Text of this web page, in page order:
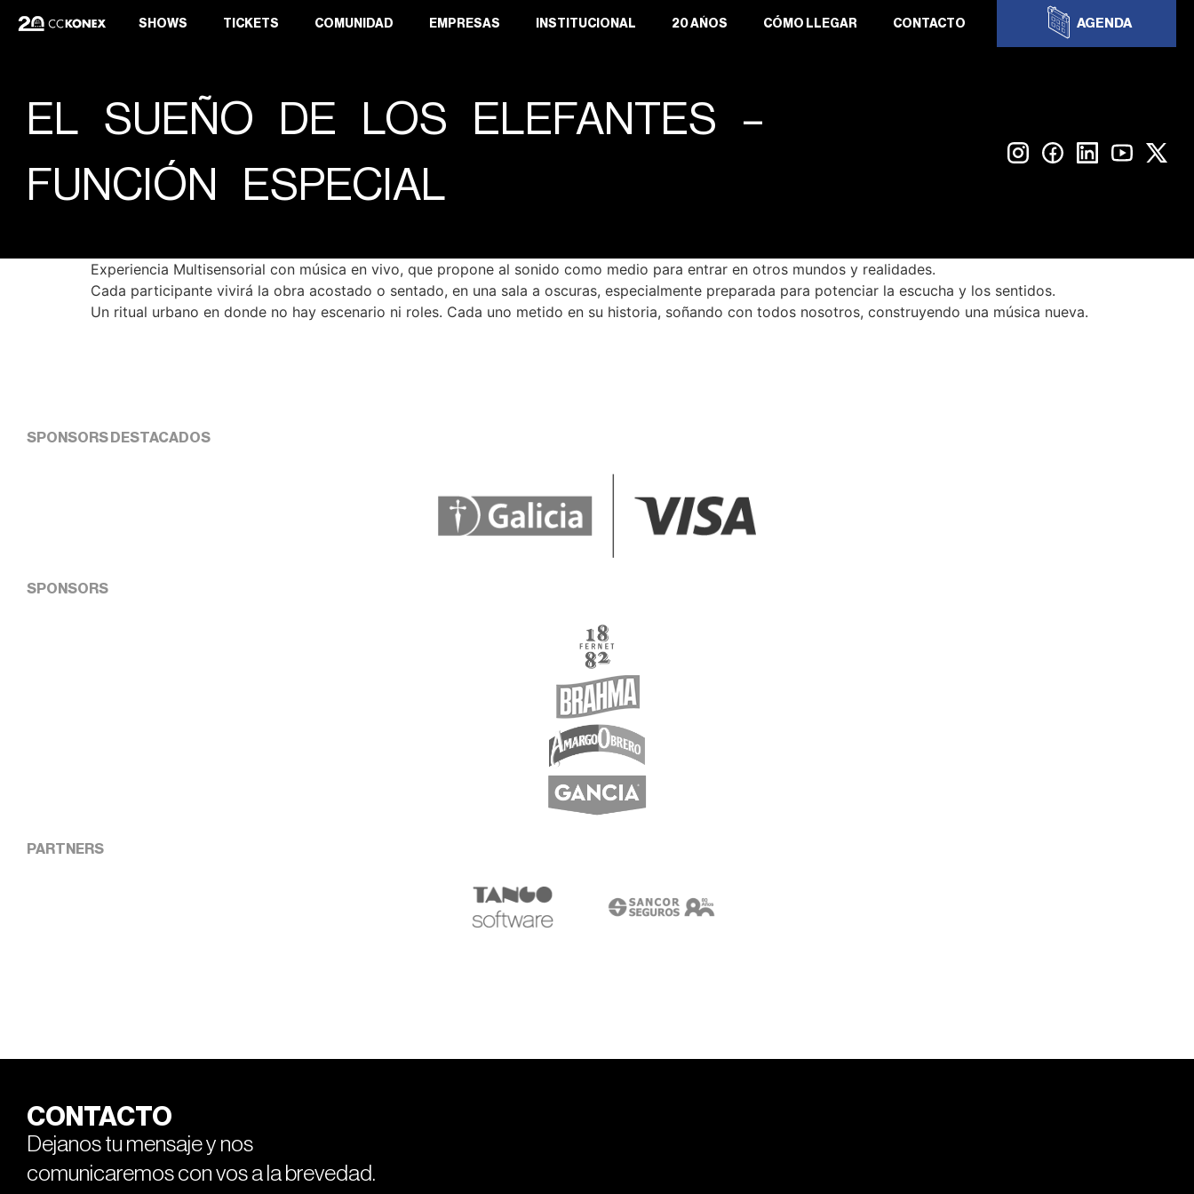
SHOWS TICKETS COMUNIDAD EMPRESAS INSTITUCIONAL 20 AÑOS CÓMO LLEGAR CONTACTO AGENDA
EL SUEÑO DE LOS ELEFANTES –
FUNCIÓN ESPECIAL
Experiencia Multisensorial con música en vivo, que propone al sonido como medio para entrar en otros mundos y realidades.
Cada participante vivirá la obra acostado o sentado, en una sala a oscuras, especialmente preparada para potenciar la escucha y los sentidos.
Un ritual urbano en donde no hay escenario ni roles. Cada uno metido en su historia, soñando con todos nosotros, construyendo una música nueva.
SPONSORS DESTACADOS
SPONSORS
PARTNERS
CONTACTO
Dejanos tu mensaje y nos
comunicaremos con vos a la brevedad.